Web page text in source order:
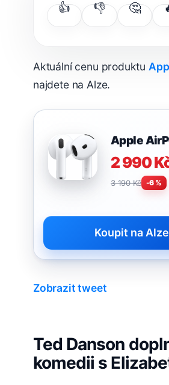
👍 👎 🤔
Aktuální cenu produktu
najdete na Alze.
Apple
2 990
3 190 Kč -6 %
Koupit na Alze
Zobrazit tweet
Ted Danson
komedii s